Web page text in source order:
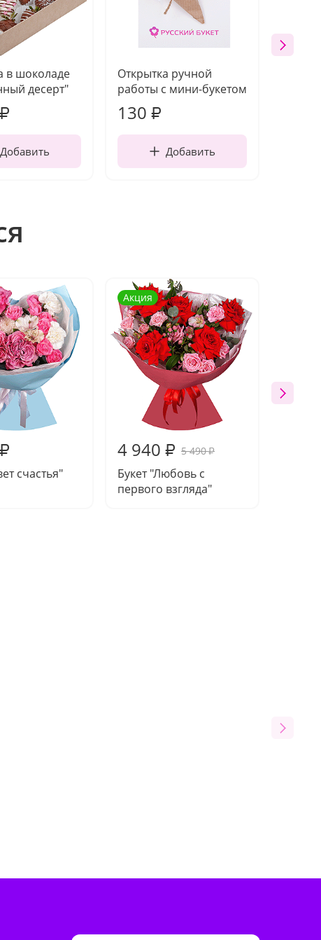
в шоколаде
десерт"
₽
Добавить
Открытка ручной
работы с мини-букетом
130 ₽
Добавить
₽
счастья"
Акция
4 940 ₽ 5 490₽
Букет "Любовь с
первого взгляда"